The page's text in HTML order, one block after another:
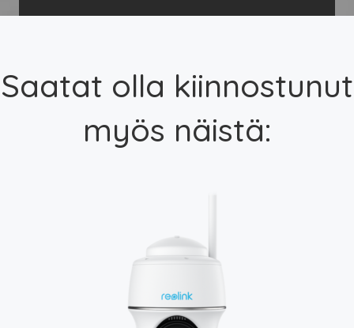
Saatat olla kiinnostunut
myös näistä: